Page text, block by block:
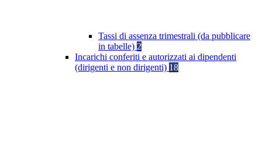
Tassi di assenza trimestrali (da pubblicare
in tabelle) 2
Incarichi conferiti e autorizzati ai dipendenti
(dirigenti e non dirigenti) 18